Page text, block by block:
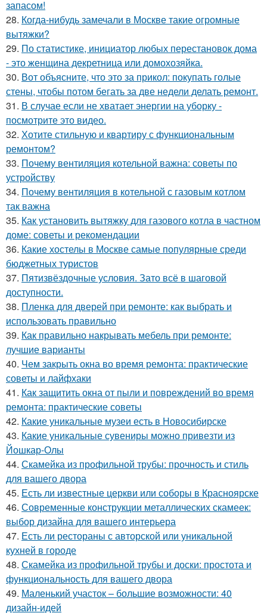
запасом!
28. Когда-нибудь замечали в Москве такие огромные
вытяжки?
29. По статистике, инициатор любых перестановок дома
- это женщина декретница или домохозяйка.
30. Вот объясните, что это за прикол: покупать голые
стены, чтобы потом бегать за две недели делать ремонт.
31. В случае если не хватает энергии на уборку -
посмотрите это видео.
32. Хотите стильную и квартиру с функциональным
ремонтом?
33. Почему вентиляция котельной важна: советы по
устройству
34. Почему вентиляция в котельной с газовым котлом
так важна
35. Как установить вытяжку для газового котла в частном
доме: советы и рекомендации
36. Какие хостелы в Москве самые популярные среди
бюджетных туристов
37. Пятизвёздочные условия. Зато всё в шаговой
доступности.
38. Пленка для дверей при ремонте: как выбрать и
использовать правильно
39. Как правильно накрывать мебель при ремонте:
лучшие варианты
40. Чем закрыть окна во время ремонта: практические
советы и лайфхаки
41. Как защитить окна от пыли и повреждений во время
ремонта: практические советы
42. Какие уникальные музеи есть в Новосибирске
43. Какие уникальные сувениры можно привезти из
Йошкар-Олы
44. Скамейка из профильной трубы: прочность и стиль
для вашего двора
45. Есть ли известные церкви или соборы в Красноярске
46. Современные конструкции металлических скамеек:
выбор дизайна для вашего интерьера
47. Есть ли рестораны с авторской или уникальной
кухней в городе
48. Скамейка из профильной трубы и доски: простота и
функциональность для вашего двора
49. Маленький участок – большие возможности: 40
дизайн-идей